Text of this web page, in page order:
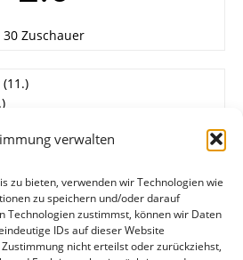
verwalten
zu bieten, verwenden wir Technologien wie
zu speichern und/oder darauf
Technologien zustimmst, können wir Daten
IDs auf dieser Website
nicht erteilst oder zurückziehst,
30 Zuschauer
Magin, Ihrig, Nettuno,
(46. Aloy Horrach), Schneider,
M. Kronauer.